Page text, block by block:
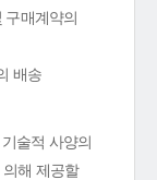
구매계약의
배송
술적 사양의
해 제공할